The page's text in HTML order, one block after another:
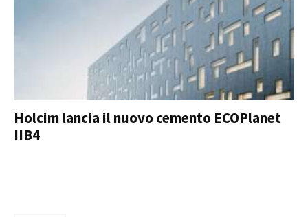
Holcim lancia il nuovo cemento ECOPlanet
IIB4